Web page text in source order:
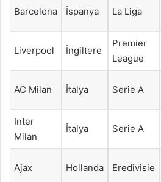
Barcelona İspanya La Liga
Liverpool İngiltere
Premier
League
AC Milan İtalya Serie A
Inter
Milan
İtalya Serie A
Ajax Hollanda Eredivisie